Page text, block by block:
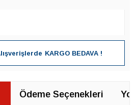
KARGO BEDAVA !
Ödeme Seçenekleri